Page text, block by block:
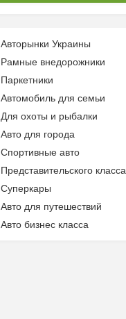
Авторынки Украины
Рамные внедорожники
Паркетники
Автомобиль для семьи
Для охоты и рыбалки
Авто для города
Спортивные авто
Представительского класса
Суперкары
Авто для путешествий
Авто бизнес класса